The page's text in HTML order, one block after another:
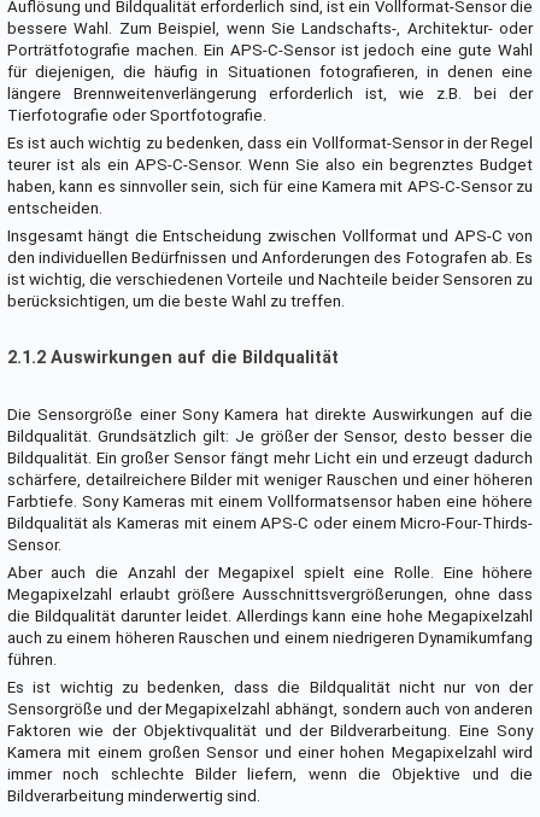
Auflösung und Bildqualität erforderlich sind, ist ein Vollformat-Sensor die
bessere Wahl. Zum Beispiel, wenn Sie Landschafts-, Architektur- oder
Porträtfotografie machen. Ein APS-C-Sensor ist jedoch eine gute Wahl
für diejenigen, die häufig in Situationen fotografieren, in denen eine
längere Brennweitenverlängerung erforderlich ist, wie z.B. bei der
Tierfotografie oder Sportfotografie.
Es ist auch wichtig zu bedenken, dass ein Vollformat-Sensor in der Regel
teurer ist als ein APS-C-Sensor. Wenn Sie also ein begrenztes Budget
haben, kann es sinnvoller sein, sich für eine Kamera mit APS-C-Sensor zu
entscheiden.
Insgesamt hängt die Entscheidung zwischen Vollformat und APS-C von
den individuellen Bedürfnissen und Anforderungen des Fotografen ab. Es
ist wichtig, die verschiedenen Vorteile und Nachteile beider Sensoren zu
berücksichtigen, um die beste Wahl zu treffen.
2.1.2 Auswirkungen auf die Bildqualität
Die Sensorgröße einer Sony Kamera hat direkte Auswirkungen auf die
Bildqualität. Grundsätzlich gilt: Je größer der Sensor, desto besser die
Bildqualität. Ein großer Sensor fängt mehr Licht ein und erzeugt dadurch
schärfere, detailreichere Bilder mit weniger Rauschen und einer höheren
Farbtiefe. Sony Kameras mit einem Vollformatsensor haben eine höhere
Bildqualität als Kameras mit einem APS-C oder einem Micro-Four-Thirds-
Sensor.
Aber auch die Anzahl der Megapixel spielt eine Rolle. Eine höhere
Megapixelzahl erlaubt größere Ausschnittsvergrößerungen, ohne dass
die Bildqualität darunter leidet. Allerdings kann eine hohe Megapixelzahl
auch zu einem höheren Rauschen und einem niedrigeren Dynamikumfang
führen.
Es ist wichtig zu bedenken, dass die Bildqualität nicht nur von der
Sensorgröße und der Megapixelzahl abhängt, sondern auch von anderen
Faktoren wie der Objektivqualität und der Bildverarbeitung. Eine Sony
Kamera mit einem großen Sensor und einer hohen Megapixelzahl wird
immer noch schlechte Bilder liefern, wenn die Objektive und die
Bildverarbeitung minderwertig sind.